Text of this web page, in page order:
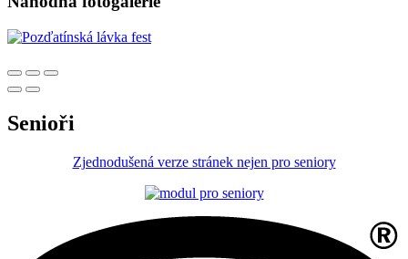
Senioři
Zjednodušená verze stránek nejen pro seniory